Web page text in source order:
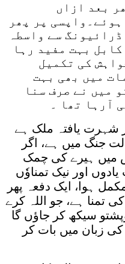
بعد ازاں
پر پھر
سے واسطہ
بہت مفید رہا
کی تکمیل
میں بھی بہت
میں نے صرف سنا
آرہا تھا ۔
شہرت یافتہ ملک ہے
جنگ میں ہے، اگر
میں ہیرے کی چمک
اور نیک تمناوٗں
ہوا، ایک دفعہ پھر
تمنا ہے، جو اللہ کرے
سیکھ کر جاؤں گا
زبان میں بات کر